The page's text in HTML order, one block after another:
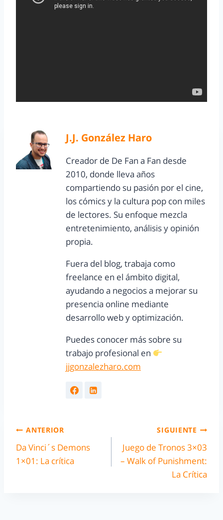
J.J. González Haro
Creador de De Fan a Fan desde
2010, donde lleva años
compartiendo su pasión por el cine,
los cómics y la cultura pop con miles
de lectores. Su enfoque mezcla
entretenimiento, análisis y opinión
propia.
Fuera del blog, trabaja como
freelance en el ámbito digital,
ayudando a negocios a mejorar su
presencia online mediante
desarrollo web y optimización.
Puedes conocer más sobre su
trabajo profesional en
jjgonzalezharo.com
ANTERIOR
Da Vinci´s Demons
1×01: La crítica
SIGUIENTE
Juego de Tronos 3×03
– Walk of Punishment:
La Crítica